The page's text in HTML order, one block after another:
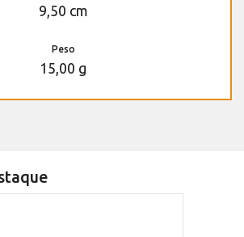
9,50 cm
Peso
15,00 g